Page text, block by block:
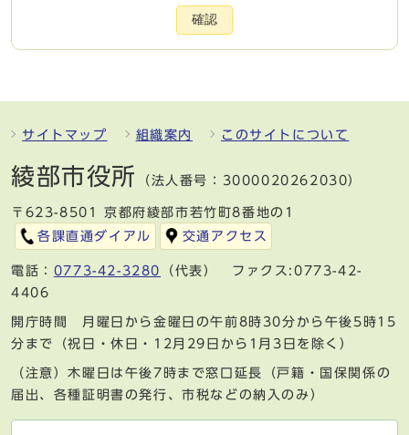
確認
サイトマップ 組織案内 このサイトについて
綾部市役所 （法人番号：3000020262030）
〒623-8501 京都府綾部市若竹町8番地の1
各課直通ダイアル
交通アクセス
電話： 0773-42-3280
（代表） ファクス:0773-42-
4406
開庁時間 月曜日から金曜日の午前8時30分から午後5時15
分まで（祝日・休日・12月29日から1月3日を除く）
（注意）木曜日は午後7時まで窓口延長（戸籍・国保関係の
届出、各種証明書の発行、市税などの納入のみ）